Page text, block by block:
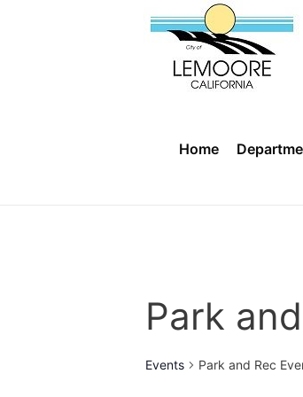
Home
Park
Events Park and Rec